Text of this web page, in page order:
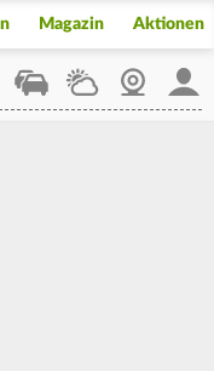
Magazin Aktionen
StaupilotWetterWebcam